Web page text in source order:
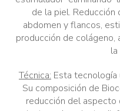
de la piel. Reducción
abdomen y flancos,
producción de colágeno,
Técnica: Esta tecnología
Su composición de
reducción del aspecto